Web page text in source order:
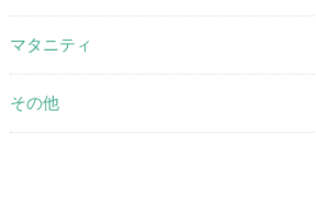
マタニティ
その他